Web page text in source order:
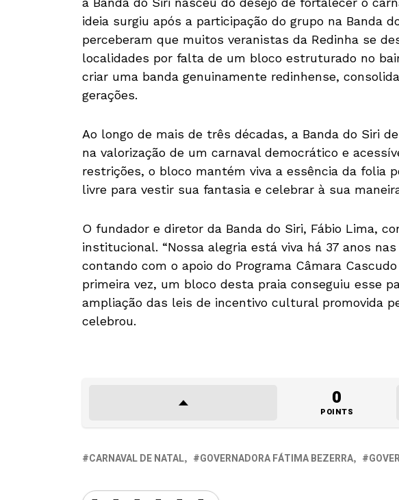
ideia surgiu após a participação do grupo na Banda
perceberam que muitos veranistas da Redinha se
localidades por falta de um bloco estruturado no
criar uma banda genuinamente redinhense,
gerações.
Ao longo de mais de três décadas, a Banda do Siri
na valorização de um carnaval democrático e
restrições, o bloco mantém viva a essência da folia
livre para vestir sua fantasia e celebrar à sua
O fundador e diretor da Banda do Siri, Fábio Lima,
institucional. “Nossa alegria está viva há 37 anos
contando com o apoio do Programa Câmara
primeira vez, um bloco desta praia conseguiu esse
ampliação das leis de incentivo cultural promovida
celebrou.
0
POINTS
CARNAVAL DE NATAL GOVERNADORA FÁTIMA BEZERRA